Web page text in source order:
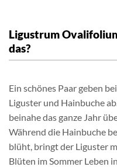
Ligustrum
das?
Ein schönes Paar geben
Liguster und Hainbuche
beinahe das ganze Jahr
Während die Hainbuche
blüht, bringt der Liguster
Blüten im Sommer Leben